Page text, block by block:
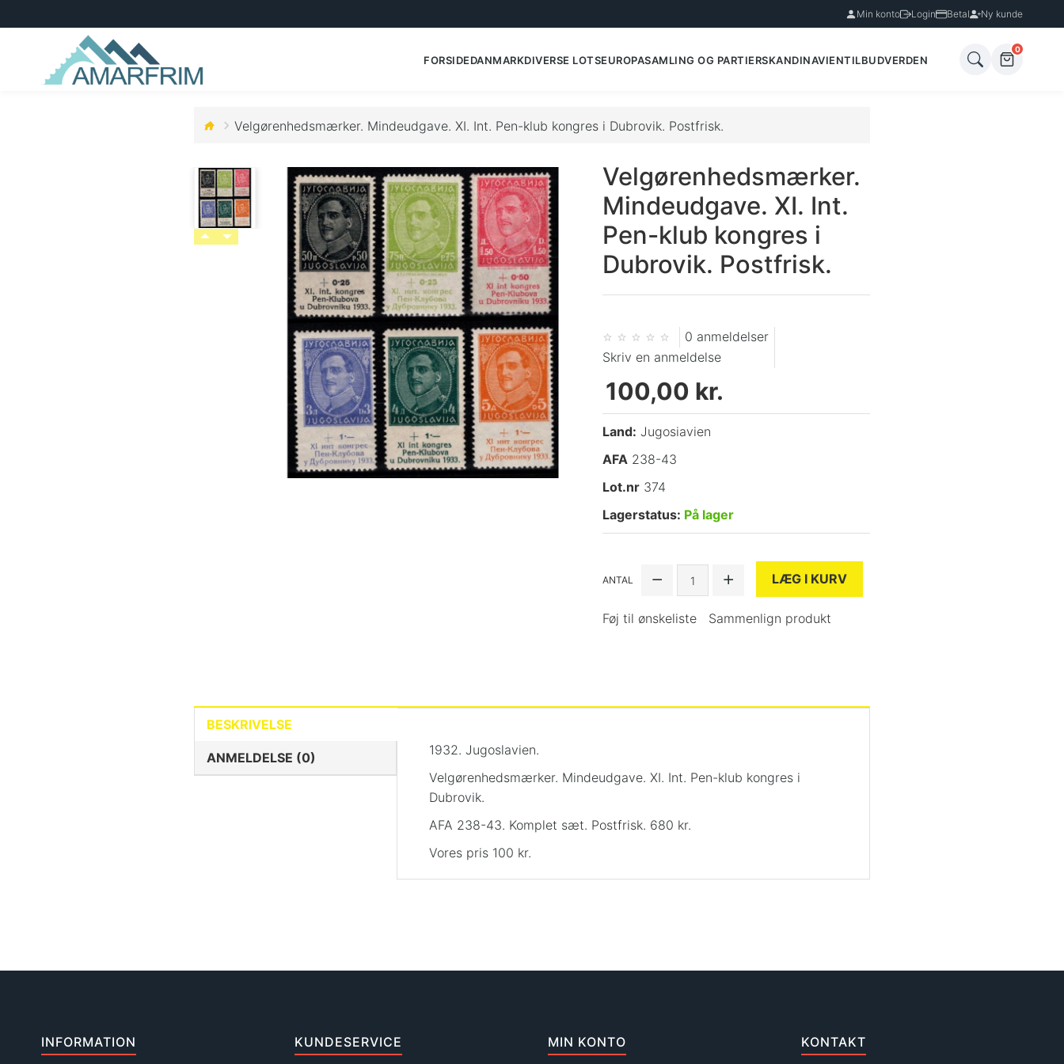
Min konto Login Betal Ny kunde
FORSIDEDANMARKDIVERSE LOTSEUROPASAMLING OG PARTIERSKANDINAVIENTILBUDVERDEN
0
Velgørenhedsmærker. Mindeudgave. XI. Int. Pen-klub kongres i Dubrovik. Postfrisk.
Velgørenhedsmærker.
Mindeudgave. XI. Int.
Pen-klub kongres i
Dubrovik. Postfrisk.
0 anmeldelser
Skriv en anmeldelse
100,00 kr.
Land: Jugosiavien
AFA 238-43
Lot.nr 374
Lagerstatus: På lager
ANTAL LÆG I KURV
Føj til ønskeliste Sammenlign produkt
BESKRIVELSE
ANMELDELSE (0)
1932. Jugoslavien.
Velgørenhedsmærker. Mindeudgave. XI. Int. Pen-klub kongres i
Dubrovik.
AFA 238-43. Komplet sæt. Postfrisk. 680 kr.
Vores pris 100 kr.
INFORMATION KUNDESERVICE MIN KONTO KONTAKT